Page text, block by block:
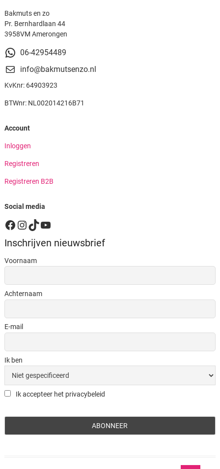
Bakmuts en zo
Pr. Bernhardlaan 44
3958VM Amerongen
06-42954489
info@bakmutsenzo.nl
KvKnr: 64903923
BTWnr: NL002014216B71
Account
Inloggen
Registreren
Registreren B2B
Social media
Facebook
Instagram
TikTok
YouTube
Inschrijven nieuwsbrief
Voornaam
Achternaam
E-mail
Ik ben
Ik accepteer het privacybeleid